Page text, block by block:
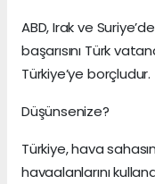
ABD, Irak ve
başarısını Türk
Türkiye’ye borçludur.
Düşünsenize?
Türkiye, hava
havaalanlarını